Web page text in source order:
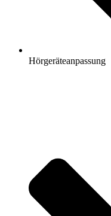
Hörgeräteanpassung